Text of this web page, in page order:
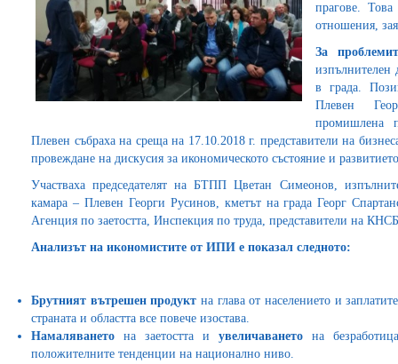
прагове.
отношения,
За
изпълнителен
в града.
Плевен
промишлена
Плевен събраха на среща на 17.10.2018 г. представители на
провеждане на дискусия за икономическото състояние и
Участваха председателят на БТПП Цветан Симеонов,
камара – Плевен Георги Русинов, кметът на града Георг
Агенция по заетостта, Инспекция по труда, представители на
Анализът на икономистите от ИПИ е показал следното:
Брутният вътрешен продукт на глава от населението и
страната и областта все повече изостава.
Намаляването на заетостта и увеличаването на
положителните тенденции на национално ниво.